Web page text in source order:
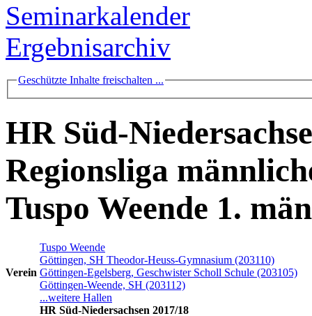
Seminarkalender
Ergebnisarchiv
Geschützte Inhalte freischalten ...
HR Süd-
Regionsliga
Tuspo Weende 1.
Verein
Tuspo Weende
Göttingen, SH Theodor-Heuss-Gymnasium (203110)
Göttingen-Egelsberg, Geschwister Scholl Schule (203105)
Göttingen-Weende, SH (203112)
...weitere Hallen
HR Süd-Niedersachsen 2017/18